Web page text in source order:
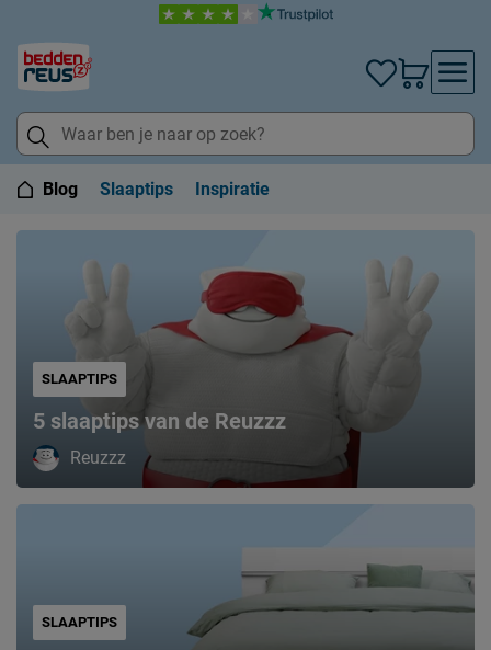
Blog Slaaptips Inspiratie
SLAAPTIPS
5 slaaptips van de Reuzzz
Reuzzz
SLAAPTIPS